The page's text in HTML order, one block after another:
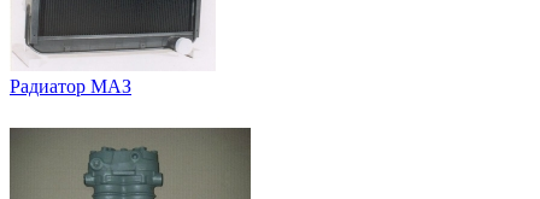
Радиатор МАЗ